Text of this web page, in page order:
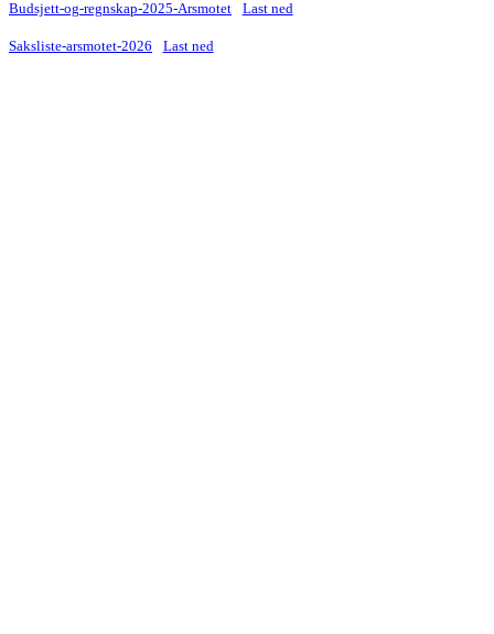
Budsjett-og-regnskap-2025-Arsmotet Last ned
Saksliste-arsmotet-2026 Last ned